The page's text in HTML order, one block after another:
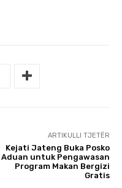
ARTIKULLI TJETËR
Kejati Jateng Buka Posko
Aduan untuk Pengawasan
Program Makan Bergizi
Gratis